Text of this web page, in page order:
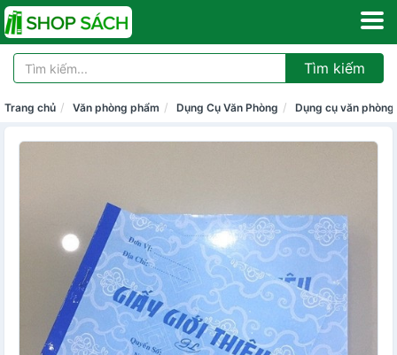
Tìm kiếm
Trang chủ Văn phòng phẩm Dụng Cụ Văn Phòng Dụng cụ văn phòng